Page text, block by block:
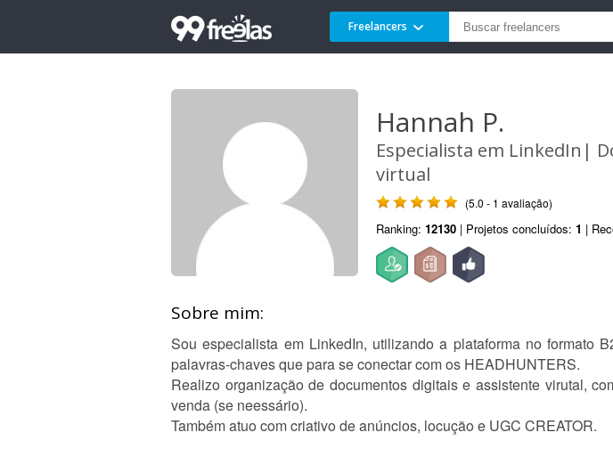
Freelancers
Hannah P.
Especialista em LinkedIn|
virtual
(5.0 - 1 avaliação)
Ranking: 12130 | Projetos concluídos: 1 |
Sobre mim:
Sou especialista em LinkedIn, utilizando a plataforma no formato
palavras-chaves que para se conectar com os HEADHUNTERS.
Realizo organização de documentos digitais e assistente virutal,
venda (se neessário).
Também atuo com criativo de anúncios, locução e UGC CREATOR.